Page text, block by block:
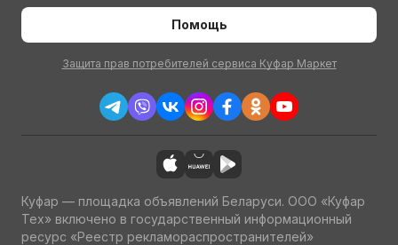
Помощь
Защита прав потребителей сервиса Куфар Маркет
Куфар — площадка объявлений Беларуси. ООО «Куфар
Тех» включено в государственный информационный
ресурс «Реестр рекламораспространителей»